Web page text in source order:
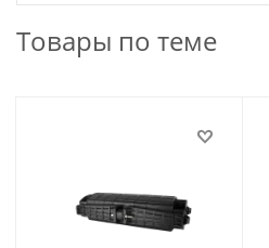
Товары по теме